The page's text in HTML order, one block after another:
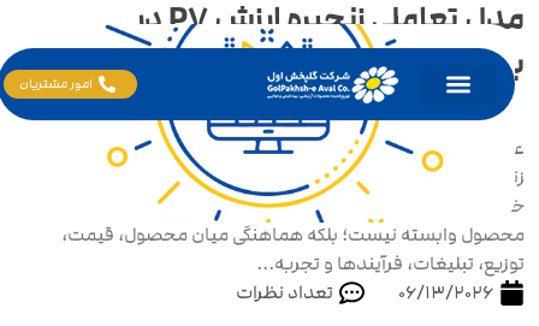
امور مشتریان
مدل تعاملی زنجیره ارزش P7 در
بهینه‌سازی تعاملات زنجیره ارزش
عنوان مقاله: مدل تعاملی زنجیره ارزش P 7 در بهینه‌سازی تعاملات
خلاصه مقاله: در بازارهای رقابتی امروز، موفقیت تنها به کیفیت
محصول وابسته نیست؛ بلکه هماهنگی میان محصول، قیمت،
توزیع، تبلیغات، فرآیندها و تجربه...
06/13/2026
تعداد نظرات